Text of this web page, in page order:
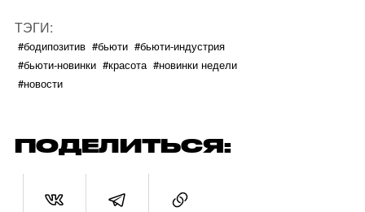
ТЭГИ:
#бодипозитив #бьюти #бьюти-индустрия
#бьюти-новинки #красота #новинки недели
#новости
ПОДЕЛИТЬСЯ: